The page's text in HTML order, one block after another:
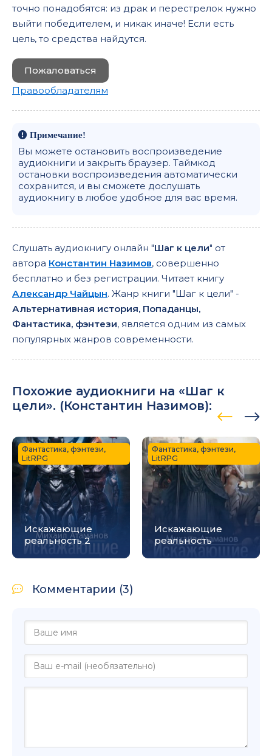
точно понадобятся: из драк и перестрелок нужно
выйти победителем, и никак иначе! Если есть
цель, то средства найдутся.
Пожаловаться
Правообладателям
Примечание!
Вы можете остановить воспроизведение
аудиокниги и закрыть браузер. Таймкод
остановки воспроизведения автоматически
сохранится, и вы сможете дослушать
аудиокнигу в любое удобное для вас время.
Слушать аудиокнигу онлайн "Шаг к цели" от
автора Константин Назимов, совершенно
бесплатно и без регистрации. Читает книгу
Александр Чайцын. Жанр книги "Шаг к цели" -
Альтернативная история, Попаданцы,
Фантастика, фэнтези, является одним из самых
популярных жанров современности.
Похожие аудиокниги на «Шаг к
цели». (Константин Назимов):
Искажающие
реальность 2
Фантастика, фэнтези,
LitRPG
Искажающие
реальность
Фантастика, фэнтези,
LitRPG
Комментарии (3)